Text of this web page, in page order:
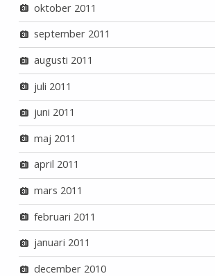
oktober 2011
september 2011
augusti 2011
juli 2011
juni 2011
maj 2011
april 2011
mars 2011
februari 2011
januari 2011
december 2010